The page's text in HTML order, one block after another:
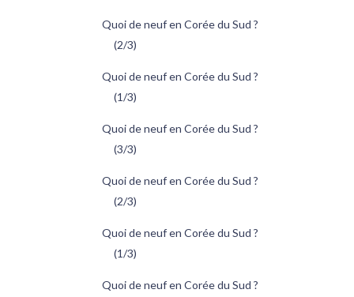
Quoi de neuf en Corée du Sud ?
(2/3)
Quoi de neuf en Corée du Sud ?
(1/3)
Quoi de neuf en Corée du Sud ?
(3/3)
Quoi de neuf en Corée du Sud ?
(2/3)
Quoi de neuf en Corée du Sud ?
(1/3)
Quoi de neuf en Corée du Sud ?